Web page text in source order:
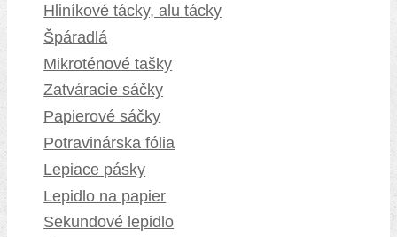
Hliníkové tácky, alu tácky
Špáradlá
Mikroténové tašky
Zatváracie sáčky
Papierové sáčky
Potravinárska fólia
Lepiace pásky
Lepidlo na papier
Sekundové lepidlo